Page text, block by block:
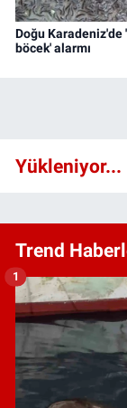
Doğu Karadeniz'de
böcek' alarmı
Yükleniyor...
Trend
1